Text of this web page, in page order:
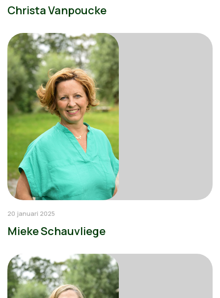
Christa Vanpoucke
20 januari 2025
Mieke Schauvliege